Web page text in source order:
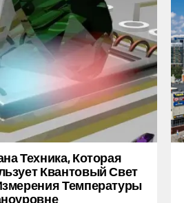
Техника, Которая
Квантовый Свет
Температуры